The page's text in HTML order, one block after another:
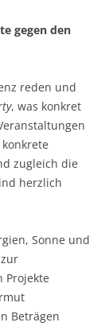
gegen den
reden und
, was konkret
zugleich die
herzlich
Sonne und
Projekte
Beträgen